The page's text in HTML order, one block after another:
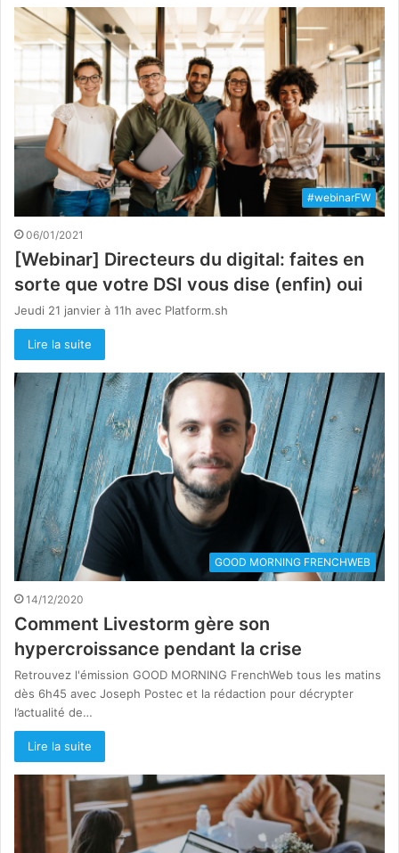
#webinarFW
06/01/2021
[Webinar] Directeurs du digital: faites en
sorte que votre DSI vous dise (enfin) oui
Jeudi 21 janvier à 11h avec Platform.sh
Lire la suite
GOOD MORNING FRENCHWEB
14/12/2020
Comment Livestorm gère son
hypercroissance pendant la crise
Retrouvez l'émission GOOD MORNING FrenchWeb tous les matins
dès 6h45 avec Joseph Postec et la rédaction pour décrypter
l’actualité de…
Lire la suite